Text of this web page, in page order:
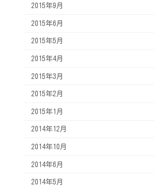
2015年9月
2015年6月
2015年5月
2015年4月
2015年3月
2015年2月
2015年1月
2014年12月
2014年10月
2014年6月
2014年5月